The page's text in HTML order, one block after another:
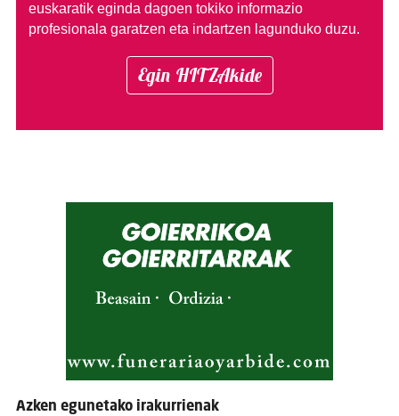
euskaratik eginda dagoen tokiko informazio
profesionala garatzen eta indartzen lagunduko duzu.
Egin HITZAkide
Azken egunetako irakurrienak